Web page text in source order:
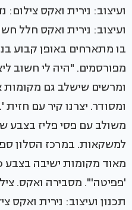
ועיצוב: נירית ואקס
ועיצוב: נירית ואקס חלל
בו מתארחים באופן קבוע
מפורסמים. "היה לי חשוב
ומרשים שישלב גם מקומות
ומסודר. יצרנו קיר עם
משולב עם פסי פליז בצבע
למשקאות. במרכז הסלון
מאוד מקומות ישיבה בצבע
'פפיטה'". מסבירה ואקס.
תכנון ועיצוב: נירית ואקס